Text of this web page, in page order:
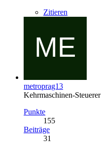
Zitieren
metroprag13
Kehrmaschinen-Steuerer
Punkte
155
Beiträge
31